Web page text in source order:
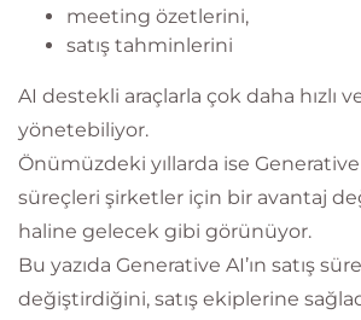
meeting özetlerini,
satış tahminlerini
AI destekli araçlarla çok daha hızlı
yönetebiliyor.
Önümüzdeki yıllarda ise
süreçleri şirketler için bir avantaj
haline gelecek gibi görünüyor.
Bu yazıda Generative AI’ın satış
değiştirdiğini, satış ekiplerine